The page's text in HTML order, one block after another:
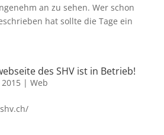
an zu sehen. Wer schon
hat sollte die Tage ein
des SHV ist in Betrieb!
| Web